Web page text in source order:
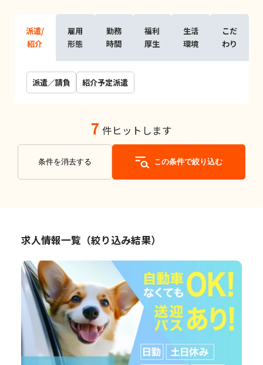
派遣/
紹介
雇用
形態
勤務
時間
福利
厚生
生活
環境
こだ
わり
派遣／請負 紹介予定派遣
7 件ヒットします
条件を消去する この条件で絞り込む
求人情報一覧（絞り込み結果）